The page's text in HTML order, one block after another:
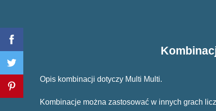
Opis kombinacji dotyczy Multi Multi.
Kombinacje można zastosować w innych grach